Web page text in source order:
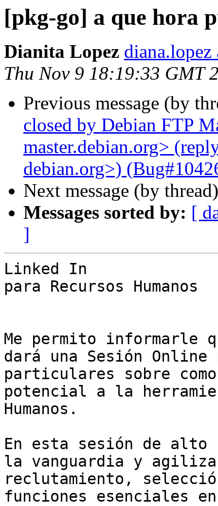
[pkg-go] a que hora
Dianita Lopez
Thu Nov 9 18:19:33 GMT
Previous message (by
closed by Debian FTP
master.debian.org>
debian.org>)
Next message (by
Messages sorted by: [
]
Linked In
para Recursos Humanos
Me permito informarle
dará una Sesión Online
particulares sobre
potencial a la
Humanos.
En esta sesión de
la vanguardia y
reclutamiento,
funciones esenciales